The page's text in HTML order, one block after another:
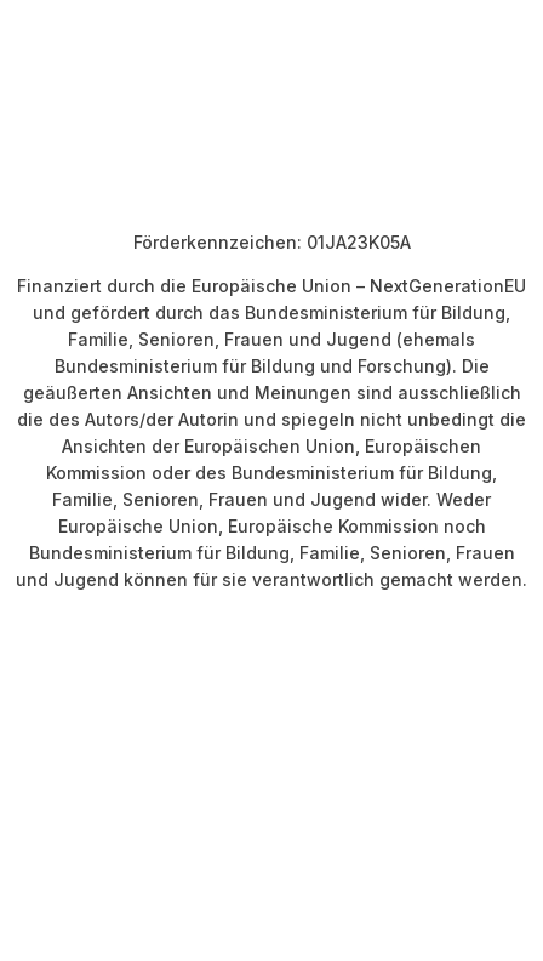
Förderkennzeichen: 01JA23K05A
Finanziert durch die Europäische Union – NextGenerationEU
und gefördert durch das Bundesministerium für Bildung,
Familie, Senioren, Frauen und Jugend (ehemals
Bundesministerium für Bildung und Forschung). Die
geäußerten Ansichten und Meinungen sind ausschließlich
die des Autors/der Autorin und spiegeln nicht unbedingt die
Ansichten der Europäischen Union, Europäischen
Kommission oder des Bundesministerium für Bildung,
Familie, Senioren, Frauen und Jugend wider. Weder
Europäische Union, Europäische Kommission noch
Bundesministerium für Bildung, Familie, Senioren, Frauen
und Jugend können für sie verantwortlich gemacht werden.